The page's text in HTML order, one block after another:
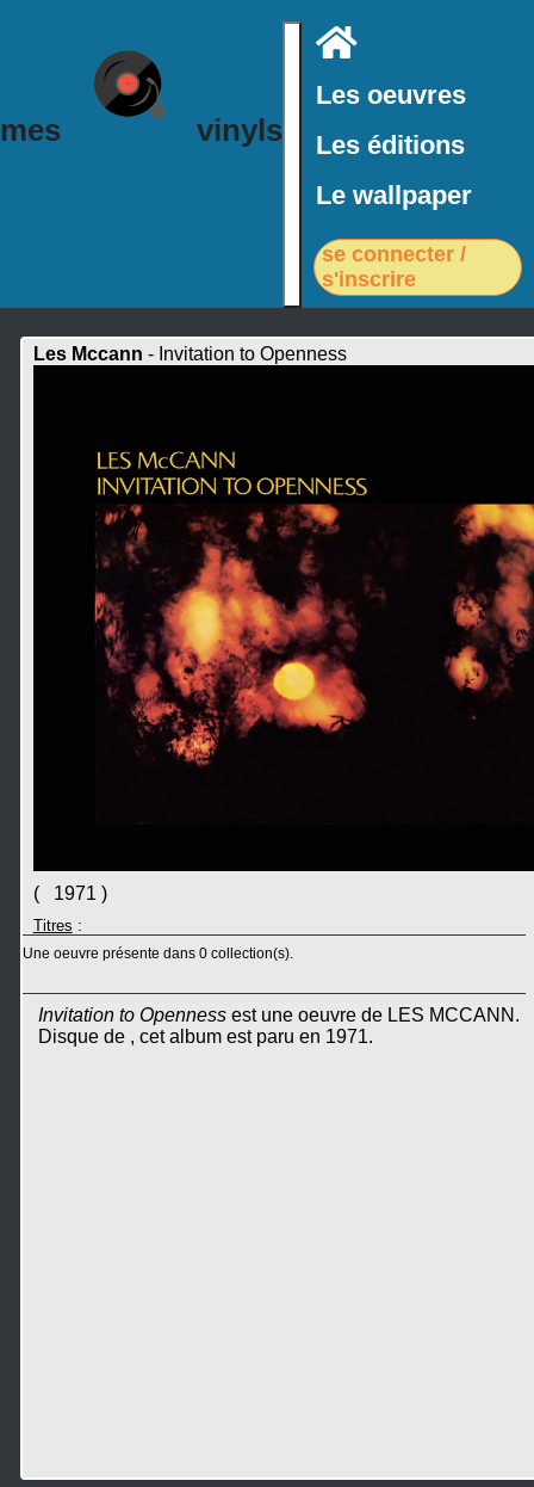
mes vinyls
Accueil
Les oeuvres
Les éditions
Le wallpaper
se connecter /
s'inscrire
Les Mccann - Invitation to Openness
( 1971 )
Titres :
Une oeuvre présente dans 0 collection(s).
Invitation to Opennessest une oeuvre de LES MCCANN.
Disque de , cet album est paru en 1971.